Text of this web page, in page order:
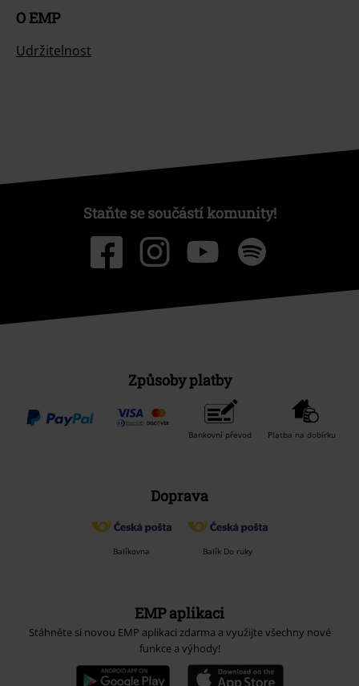
O EMP
Udržitelnost
Staňte se součástí komunity!
Způsoby platby
Bankovní převod Platba na dobírku
Doprava
Balíkovna Balík Do ruky
EMP aplikaci
Stáhněte si novou EMP aplikaci zdarma a využijte všechny nové
funkce a výhody!